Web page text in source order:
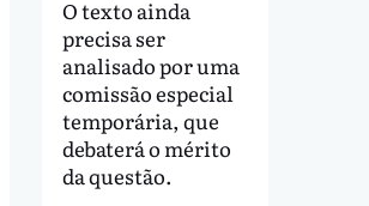
O texto ainda
precisa ser
analisado por uma
comissão especial
temporária, que
debaterá o mérito
da questão.